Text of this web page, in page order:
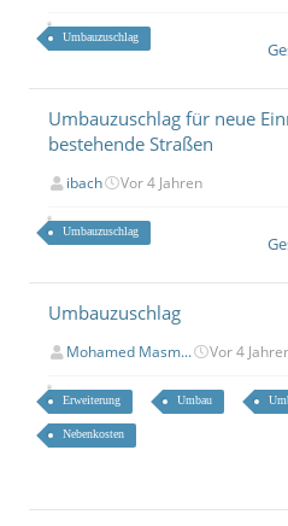
Umbauzuschlag
Umbauzuschlag für neue
bestehende Straßen
ibach Vor 4 Jahren
Umbauzuschlag
Umbauzuschlag
Mohamed Masm... Vor 4
Erweiterung Umbau
Nebenkosten